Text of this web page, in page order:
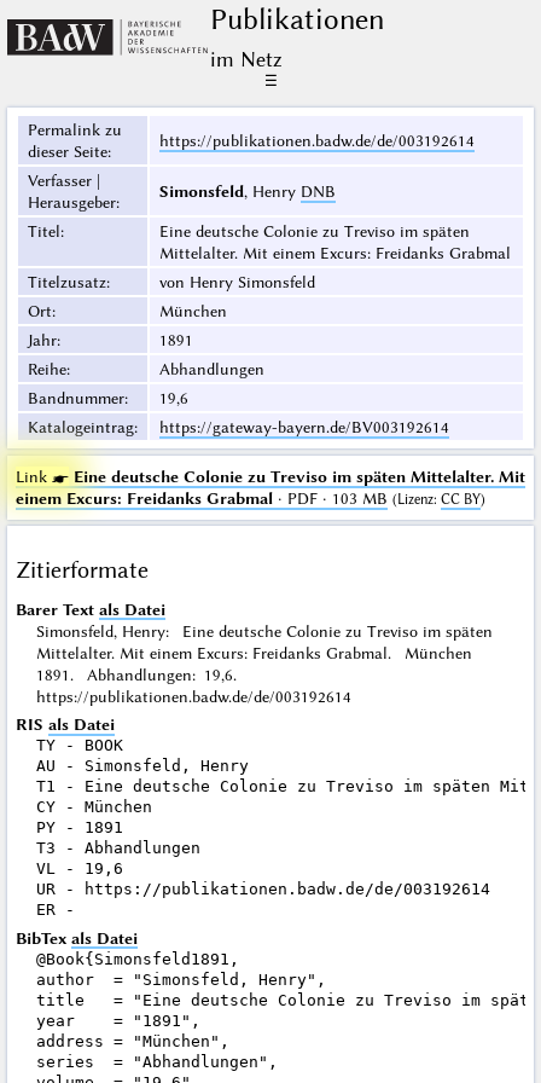
Publikationen
im Netz
☰
Permalink zu
dieser Seite:
https://publikationen.badw.de/de/003192614
Verfasser |
Herausgeber:
Simonsfeld, Henry DNB
Titel:
Eine deutsche Colonie zu Treviso im späten
Mittelalter. Mit einem Excurs: Freidanks Grabmal
Titelzusatz:
von Henry Simonsfeld
Ort:
München
Jahr:
1891
Reihe:
Abhandlungen
Bandnummer:
19,6
Katalogeintrag: https://gateway-bayern.de/BV003192614
Link ☛ Eine deutsche Colonie zu Treviso im späten Mittelalter. Mit
einem Excurs: Freidanks Grabmal· PDF · 103 MB (Lizenz: CC BY)
Zitierformate
Barer Text als Datei
Simonsfeld, Henry: Eine deutsche Colonie zu Treviso im späten
Mittelalter. Mit einem Excurs: Freidanks Grabmal. München
1891. Abhandlungen: 19,6.
https://publikationen.badw.de/de/003192614
RIS als Datei
TY - BOOK
AU - Simonsfeld, Henry
T1 - Eine deutsche Colonie zu Treviso im späten
CY - München
PY - 1891
T3 - Abhandlungen
VL - 19,6
UR - https://publikationen.badw.de/de/003192614
BibTex als Datei
@Book{Simonsfeld1891,
author  = "Simonsfeld, Henry",
title   = "Eine deutsche Colonie zu Treviso im
year    = "1891",
address = "München",
series  = "Abhandlungen",